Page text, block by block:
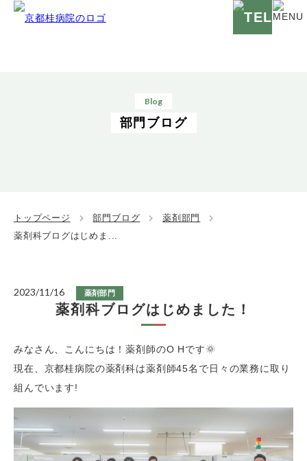
Blog
部門ブログ
トップページ 部門ブログ
薬剤部門
薬剤科ブログはじめま...
2023/11/16 薬剤部門
薬剤科ブログはじめました！
みなさん、こんにちは！薬剤師のO Hです🌞
現在、京都桂病院の薬剤科は薬剤師45名で日々の業務に取り
組んでいます!